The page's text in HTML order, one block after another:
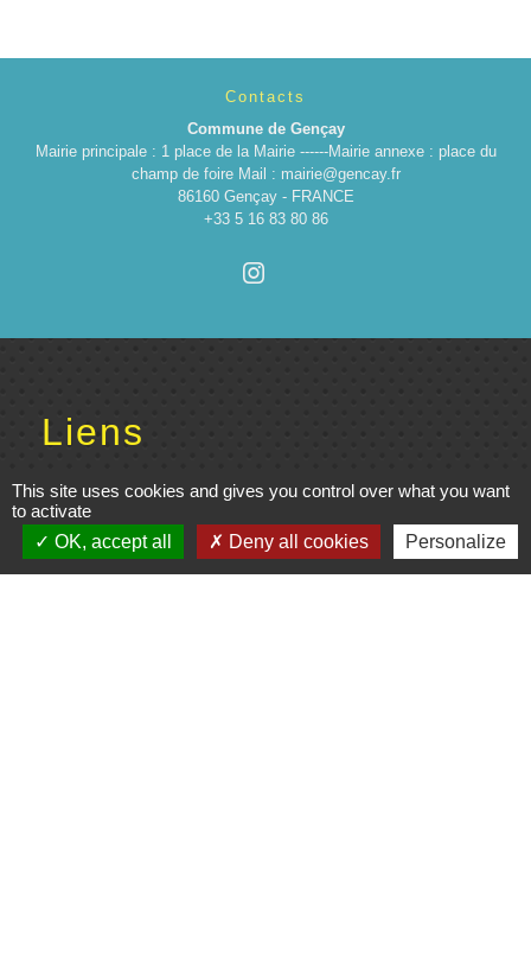
Contacts
Commune de Gençay
Mairie principale : 1 place de la Mairie ------Mairie annexe : place du
champ de foire Mail : mairie@gencay.fr
86160 Gençay - FRANCE
+33 5 16 83 80 86
Liens
Cinéma
Office de tourisme du Civraisien
en Poitou
This site uses cookies and gives you control over what you want
to activate
OK, accept all
Deny all cookies Personalize